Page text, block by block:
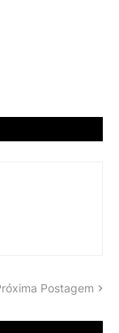
Postagem